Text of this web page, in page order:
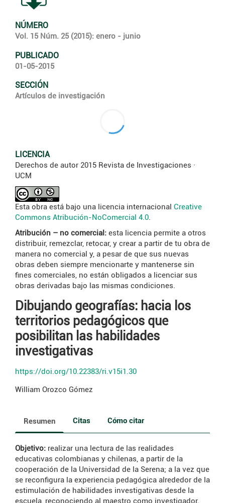
NÚMERO
Vol. 15 Núm. 25 (2015): enero - junio
PUBLICADO
01-05-2015
SECCIÓN
Artículos de investigación
LICENCIA
Derechos de autor 2015 Revista de Investigaciones ·
UCM
Esta obra está bajo una licencia internacional Creative
Commons Atribución-NoComercial 4.0.
Atribución – no comercial: esta licencia permite a otros
distribuir, remezclar, retocar, y crear a partir de tu obra de
manera no comercial y, a pesar de que sus nuevas
obras deben siempre mencionarte y mantenerse sin
fines comerciales, no están obligados a licenciar sus
obras derivadas bajo las mismas condiciones.
Dibujando geografías: hacia los
territorios pedagógicos que
posibilitan las habilidades
investigativas
https://doi.org/10.22383/ri.v15i1.30
William Orozco Gómez
Resumen Citas Cómo citar
Objetivo: realizar una lectura de las realidades
educativas colombianas y chilenas, a partir de la
cooperación de la Universidad de la Serena; a la vez que
se reconfigura la experiencia pedagógica alrededor de la
estimulación de habilidades investigativas desde la
escuela, reconociendo al maestro como investigador.